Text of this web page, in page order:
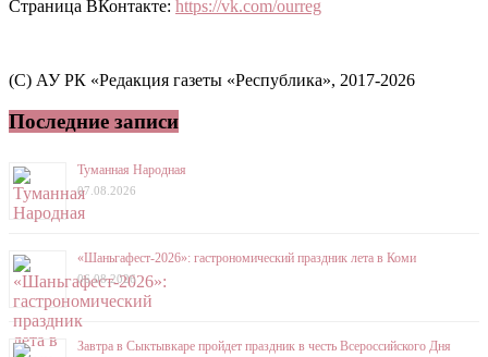
Страница ВКонтакте: https://vk.com/ourreg
(C) АУ РК «Редакция газеты «Республика», 2017-2026
Последние записи
Туманная Народная
07.08.2026
«Шаньгафест-2026»: гастрономический праздник лета в Коми
06.08.2026
Завтра в Сыктывкаре пройдет праздник в честь Всероссийского Дня